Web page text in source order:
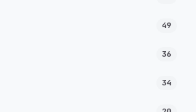
49
36
34